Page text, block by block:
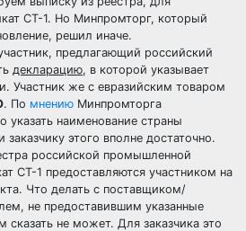
СТ-1. Но Минпромторг, который
решил иначе.
предлагающий российский
декларацию, в которой указывает
Участник же с евразийским товаром
. По мнению Минпромторга
указать наименование страны
этого вполне достаточно.
российской промышленной
СТ-1 предоставляются участником на
Что делать с поставщиком/
не предоставившим указанные
не может. Для заказчика это